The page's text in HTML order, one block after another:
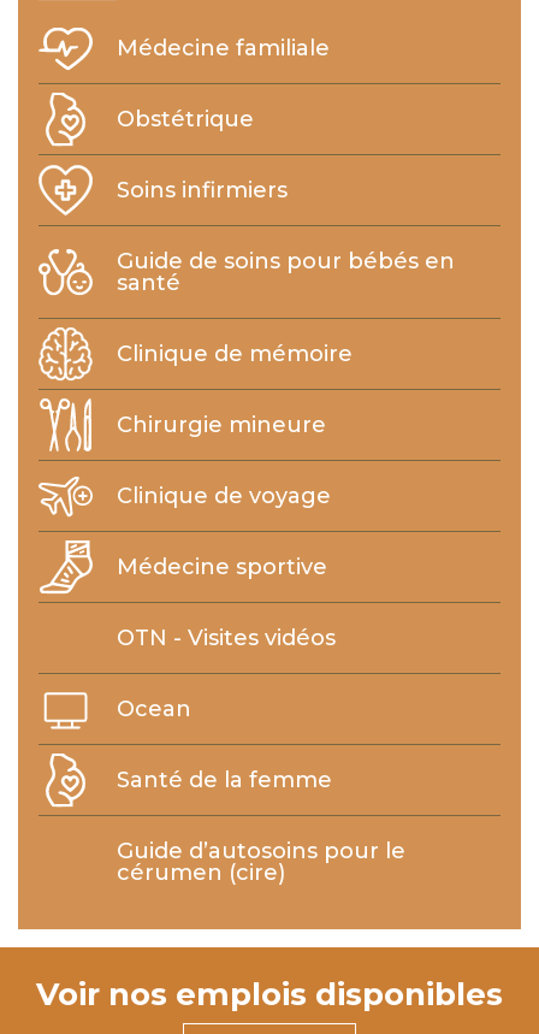
Médecine familiale
Obstétrique
Soins infirmiers
Guide de soins pour bébés en
santé
Clinique de mémoire
Chirurgie mineure
Clinique de voyage
Médecine sportive
OTN - Visites vidéos
Ocean
Santé de la femme
Guide d’autosoins pour le
cérumen (cire)
Voir nos emplois disponibles